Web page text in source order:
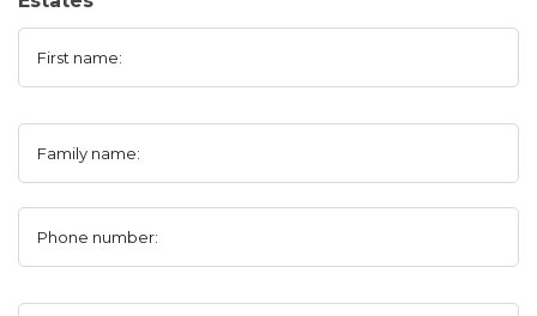
First name:
Family name:
Phone number: